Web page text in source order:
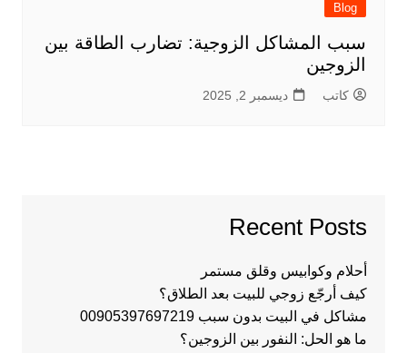
Blog
سبب المشاكل الزوجية: تضارب الطاقة بين
الزوجين
كاتب ديسمبر 2, 2025
Recent Posts
أحلام وكوابيس وقلق مستمر
كيف أرجّع زوجي للبيت بعد الطلاق؟
مشاكل في البيت بدون سبب 00905397697219
ما هو الحل: النفور بين الزوجين؟